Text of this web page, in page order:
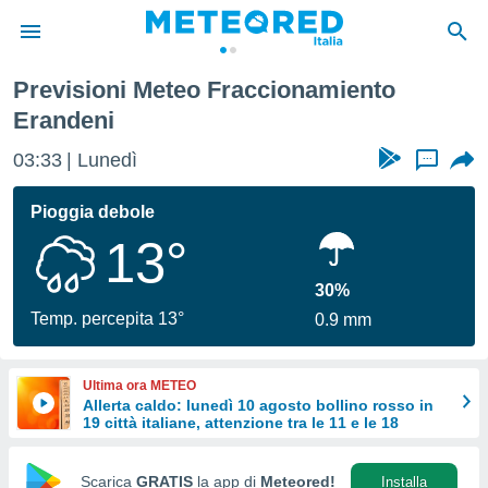
di
per
le
di
Web
le
Previsioni Meteo Fraccionamiento
Erandeni
03:33 Lunedì ...
Pioggia debole
13°
Temp. percepita 13°
30%
0.9 mm
Ultima ora METEO
Allerta caldo: lunedì 10 agosto bollino rosso in
19 città italiane, attenzione tra le 11 e le 18
Scarica GRATIS la app di Meteored! Installa